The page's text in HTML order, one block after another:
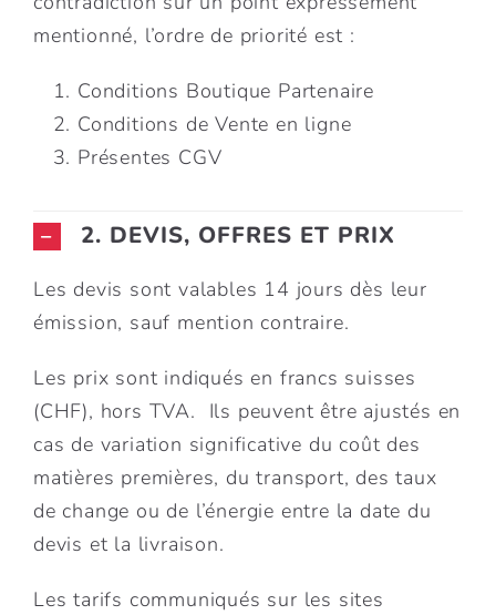
mentionné, l’ordre de priorité est :
Conditions Boutique Partenaire
Conditions de Vente en ligne
Présentes CGV
2. DEVIS, OFFRES ET PRIX
Les devis sont valables 14 jours dès leur
émission, sauf mention contraire.
Les prix sont indiqués en francs suisses
(CHF), hors TVA. Ils peuvent être ajustés en
cas de variation significative du coût des
matières premières, du transport, des taux
de change ou de l’énergie entre la date du
devis et la livraison.
Les tarifs communiqués sur les sites